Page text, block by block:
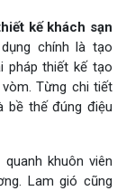
kế khách sạn
chính là tạo
pháp thiết kế tạo
Từng chi tiết
bề thế đúng điệu
khuôn viên
Lam gió cũng